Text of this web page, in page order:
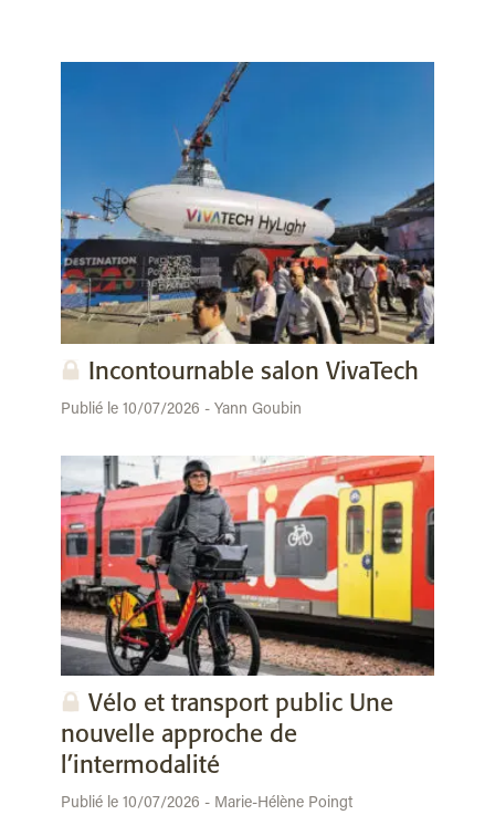
Incontournable salon VivaTech
Publié le 10/07/2026 - Yann Goubin
Vélo et transport public Une
nouvelle approche de
l’intermodalité
Publié le 10/07/2026 - Marie-Hélène Poingt